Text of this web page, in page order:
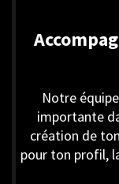
Notre
importante
création de
pour ton profil,